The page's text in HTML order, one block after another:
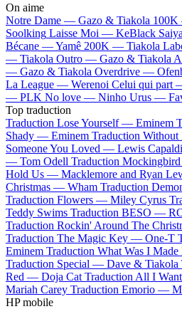
On aime
Notre Dame — Gazo & Tiakola
Soolking Laisse Moi — KeBlack
Bécane —Yamê 200K — Tiakola
— Tiakola Outro — Gazo & Tiakola
— Gazo & Tiakola Overdrive —
La League — Werenoi Celui qui part
— PLK No love — Ninho Urus —
Top traduction
Traduction Lose Yourself — Eminem
Shady — Eminem Traduction
Someone You Loved — Lewis Capaldi
— Tom Odell Traduction
Hold Us — Macklemore and Ryan
Christmas — Wham Traduction
Traduction Flowers — Miley Cyrus
Teddy Swims Traduction BESO —
Traduction Rockin' Around The
Traduction The Magic Key — One-T
Eminem Traduction What Was I
Traduction Special — Dave & Tiakola
Red — Doja Cat Traduction All I
Mariah Carey Traduction Emorio —
HP mobile